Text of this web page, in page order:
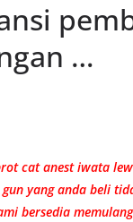
…
cat anest iwata
yang anda beli
bersedia